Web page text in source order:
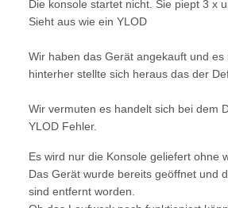
Die konsole startet nicht. Sie piept 3 x
Sieht aus wie ein YLOD
Wir haben das Gerät angekauft und es
hinterher stellte sich heraus das der
Wir vermuten es handelt sich bei dem
YLOD Fehler.
Es wird nur die Konsole geliefert ohne
Das Gerät wurde bereits geöffnet und
sind entfernt worden.